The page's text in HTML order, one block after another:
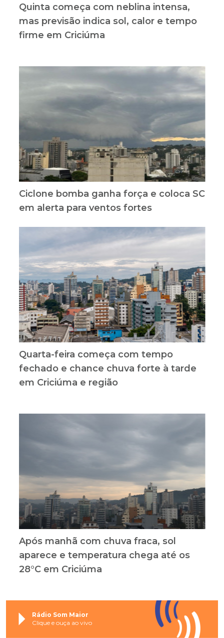
Quinta começa com neblina intensa,
mas previsão indica sol, calor e tempo
firme em Criciúma
Ciclone bomba ganha força e coloca SC
em alerta para ventos fortes
Quarta-feira começa com tempo
fechado e chance chuva forte à tarde
em Criciúma e região
Após manhã com chuva fraca, sol
aparece e temperatura chega até os
28°C em Criciúma
Rádio Som Maior
Clique e ouça ao vivo